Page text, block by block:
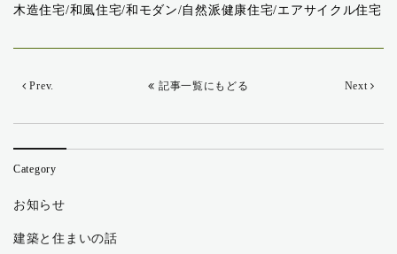
木造住宅/和風住宅/和モダン/自然派健康住宅/エアサイクル住宅
記事一覧にもどる
Prev. Next
Category
お知らせ
建築と住まいの話